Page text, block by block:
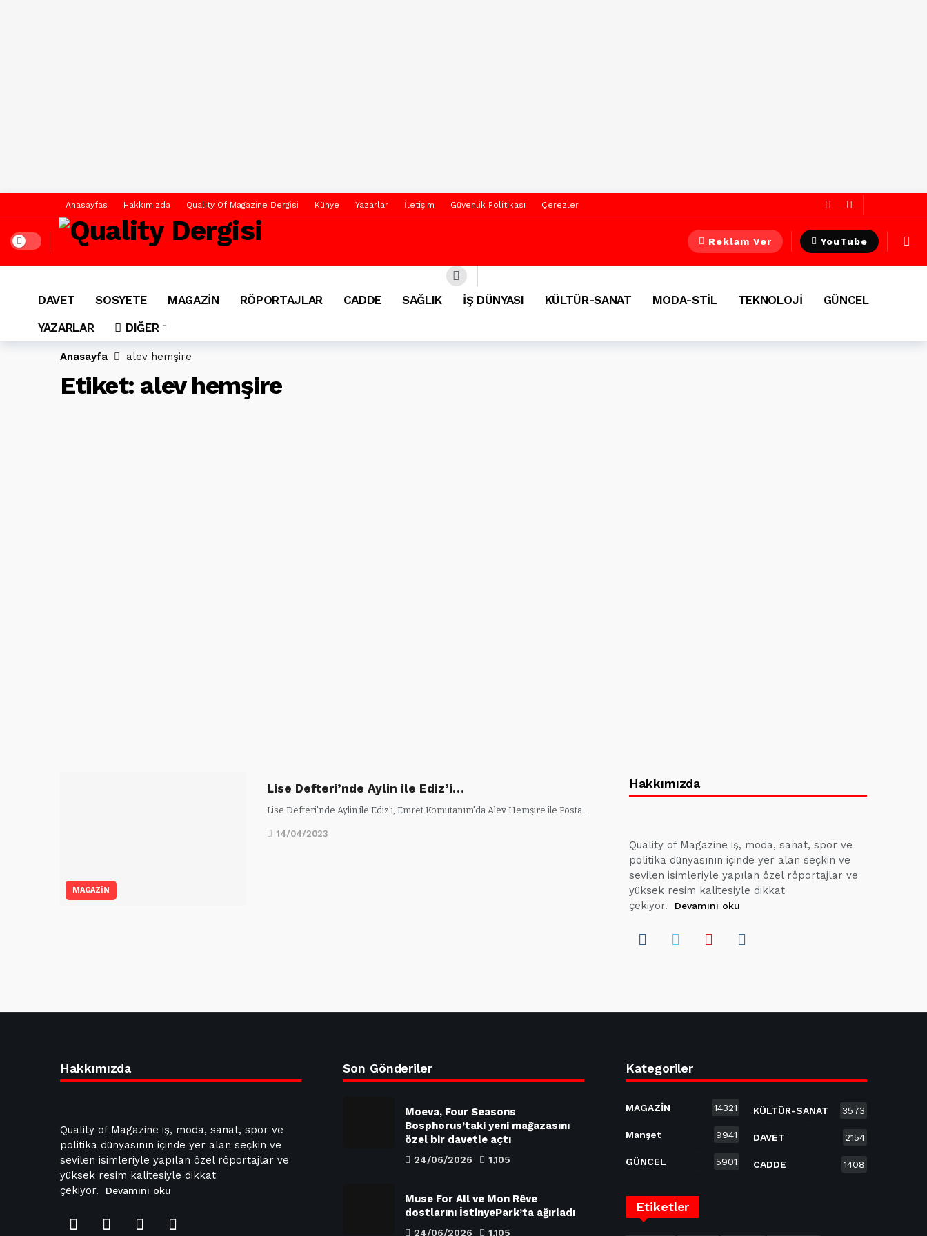
Anasayfas Hakkımızda Quality Of Magazine Dergisi Künye Yazarlar İletişim Güvenlik Politikası Çerezler
Dark mode Reklam Ver YouTube
DAVET SOSYETE MAGAZİN RÖPORTAJLAR CADDE SAĞLIK İŞ DÜNYASI KÜLTÜR-SANAT MODA-STİL TEKNOLOJİ
GÜNCEL
YAZARLAR
DIĞER
Anasayfa alev hemşire
Etiket: alev hemşire
MAGAZİN
Lise Defteri’nde Aylin ile Ediz’i…
Lise Defteri'nde Aylin ile Ediz'i, Emret Komutanım'da Alev Hemşire ile Posta…
14/04/2023
Hakkımızda
Quality of Magazine iş, moda, sanat, spor ve
politika dünyasının içinde yer alan seçkin ve
sevilen isimleriyle yapılan özel röportajlar ve
yüksek resim kalitesiyle dikkat
çekiyor.
Devamını oku
Hakkımızda
Quality of Magazine iş, moda, sanat, spor ve
politika dünyasının içinde yer alan seçkin ve
sevilen isimleriyle yapılan özel röportajlar ve
yüksek resim kalitesiyle dikkat
çekiyor.
Devamını oku
Son Gönderiler
Moeva, Four Seasons
Bosphorus’taki yeni mağazasını
özel bir davetle açtı
24/06/2026 1,105
Muse For All ve Mon Rêve
dostlarını İstinyePark’ta ağırladı
24/06/2026 1,105
Kategoriler
MAGAZİN 14321
Manşet 9941
GÜNCEL 5901
KÜLTÜR-SANAT 3573
DAVET 2154
CADDE 1408
Etiketler